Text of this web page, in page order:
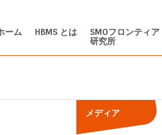
ーム HBMS とは
SMOフロンティア
研究所
メディア